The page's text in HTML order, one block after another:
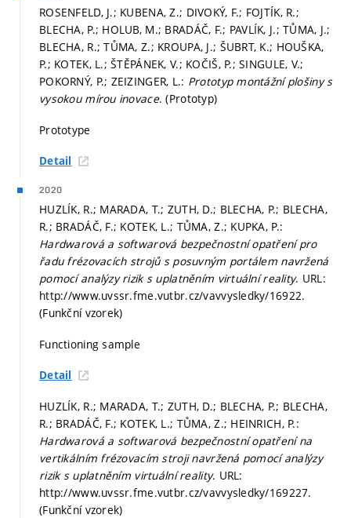
ROSENFELD, J.; KUBENA, Z.; DIVOKÝ, F.; FOJTÍK, R.;
BLECHA, P.; HOLUB, M.; BRADÁČ, F.; PAVLÍK, J.; TŮMA, J.;
BLECHA, R.; TŮMA, Z.; KROUPA, J.; ŠUBRT, K.; HOUŠKA,
P.; KOTEK, L.; ŠTĚPÁNEK, V.; KOČIŠ, P.; SINGULE, V.;
POKORNÝ, P.; ZEIZINGER, L.: Prototyp montážní plošiny s
vysokou mírou inovace. (Prototyp)
Prototype
Detail
2020
HUZLÍK, R.; MARADA, T.; ZUTH, D.; BLECHA, P.; BLECHA,
R.; BRADÁČ, F.; KOTEK, L.; TŮMA, Z.; KUPKA, P.:
Hardwarová a softwarová bezpečnostní opatření pro
řadu frézovacích strojů s posuvným portálem navržená
pomocí analýzy rizik s uplatněním virtuální reality. URL:
http://www.uvssr.fme.vutbr.cz/vavvysledky/16922.
(Funkční vzorek)
Functioning sample
Detail
HUZLÍK, R.; MARADA, T.; ZUTH, D.; BLECHA, P.; BLECHA,
R.; BRADÁČ, F.; KOTEK, L.; TŮMA, Z.; HEINRICH, P.:
Hardwarová a softwarová bezpečnostní opatření na
vertikálním frézovacím stroji navržená pomocí analýzy
rizik s uplatněním virtuální reality. URL:
http://www.uvssr.fme.vutbr.cz/vavvysledky/169227.
(Funkční vzorek)